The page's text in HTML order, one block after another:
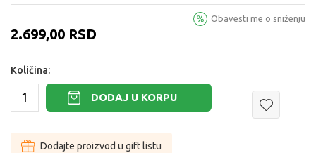
2.699,00 RSD
Obavesti me o sniženju
Količina:
DODAJ U KORPU
Dodajte proizvod u gift listu